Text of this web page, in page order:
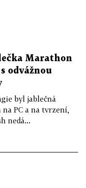
Marathon
odvážnou
byl jablečná
PC a na tvrzení,
nedá...